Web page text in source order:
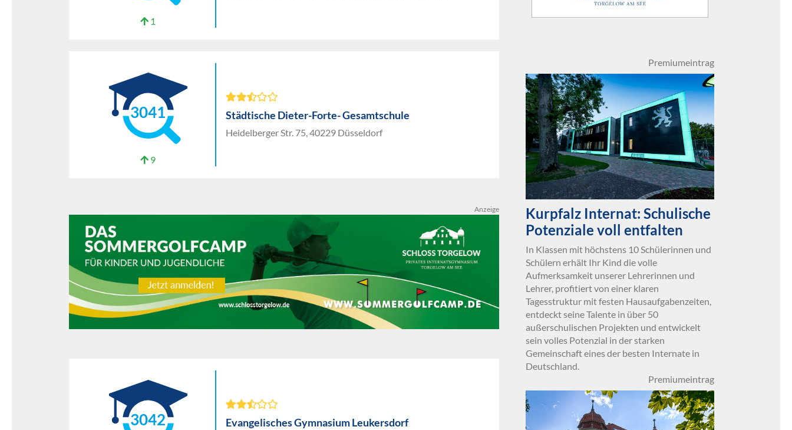
1
3041
9
Städtische Dieter-Forte- Gesamtschule
Heidelberger Str. 75, 40229 Düsseldorf
Anzeige
3042 Evangelisches Gymnasium Leukersdorf
Premiumeintrag
Kurpfalz Internat: Schulische
Potenziale voll entfalten
In Klassen mit höchstens 10 Schülerinnen und
Schülern erhält Ihr Kind die volle
Aufmerksamkeit unserer Lehrerinnen und
Lehrer, profitiert von einer klaren
Tagesstruktur mit festen Hausaufgabenzeiten,
entdeckt seine Talente in über 50
außerschulischen Projekten und entwickelt
sein volles Potenzial in der starken
Gemeinschaft eines der besten Internate in
Deutschland.
Premiumeintrag